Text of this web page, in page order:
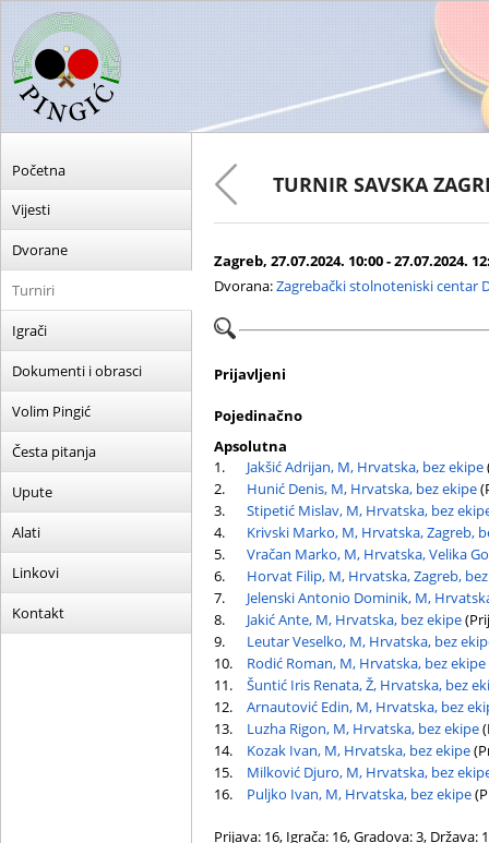
Početna
Vijesti
Dvorane
Turniri
Igrači
Dokumenti i obrasci
Volim Pingić
Česta pitanja
Upute
Alati
Linkovi
Kontakt
TURNIR SAVSKA
Zagreb, 27.07.2024. 10:00 - 27.07.2024.
Dvorana:Zagrebački stolnoteniski centar
Prijavljeni
Pojedinačno
Apsolutna
1.
Jakšić Adrijan, M, Hrvatska, bez ekipe
2.
Hunić Denis, M, Hrvatska, bez ekipe
3.
Stipetić Mislav, M, Hrvatska, bez
4.
Krivski Marko, M, Hrvatska, Zagreb,
5.
Vračan Marko, M, Hrvatska, Velika
6.
Horvat Filip, M, Hrvatska, Zagreb,
7.
Jelenski Antonio Dominik, M,
8.
Jakić Ante, M, Hrvatska, bez ekipe
9.
Leutar Veselko, M, Hrvatska, bez
10.
Rodić Roman, M, Hrvatska, bez ekipe
11.
Šuntić Iris Renata, Ž, Hrvatska, bez
12.
Arnautović Edin, M, Hrvatska, bez
13.
Luzha Rigon, M, Hrvatska, bez ekipe
14.
Kozak Ivan, M, Hrvatska, bez ekipe
15.
Milković Djuro, M, Hrvatska, bez
16.
Puljko Ivan, M, Hrvatska, bez ekipe
Prijava: 16, Igrača: 16, Gradova: 3, Država: 1